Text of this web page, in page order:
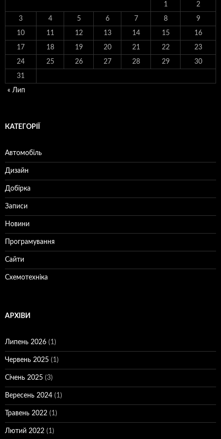
1 2
3 4 5 6 7 8 9
10 11 12 13 14 15 16
17 18 19 20 21 22 23
24 25 26 27 28 29 30
31
« Лип
КАТЕГОРІЇ
Автомобіль
Дизайн
Добірка
Записи
Новини
Програмування
Сайти
Схемотехніка
АРХІВИ
Липень 2026 (1)
Червень 2025 (1)
Січень 2025 (3)
Вересень 2024 (1)
Травень 2022 (1)
Лютий 2022 (1)